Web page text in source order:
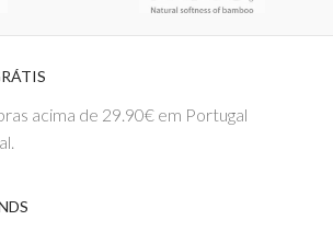
acima de 29.90€ em Portugal